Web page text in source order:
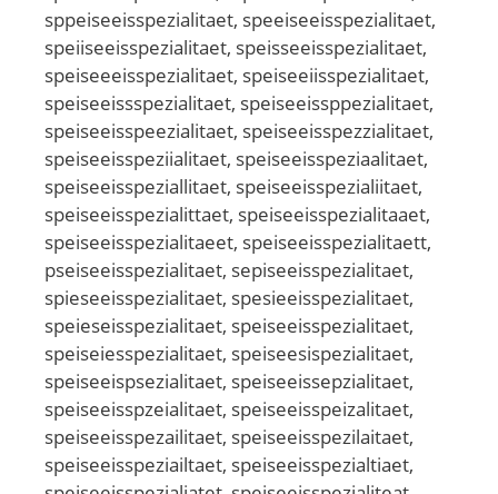
sppeiseeisspezialitaet, speeiseeisspezialitaet,
speiiseeisspezialitaet, speisseeisspezialitaet,
speiseeeisspezialitaet, speiseeiisspezialitaet,
speiseeissspezialitaet, speiseeissppezialitaet,
speiseeisspeezialitaet, speiseeisspezzialitaet,
speiseeisspeziialitaet, speiseeisspeziaalitaet,
speiseeisspeziallitaet, speiseeisspezialiitaet,
speiseeisspezialittaet, speiseeisspezialitaaet,
speiseeisspezialitaeet, speiseeisspezialitaett,
pseiseeisspezialitaet, sepiseeisspezialitaet,
spieseeisspezialitaet, spesieeisspezialitaet,
speieseisspezialitaet, speiseeisspezialitaet,
speiseiesspezialitaet, speiseesispezialitaet,
speiseeispsezialitaet, speiseeissepzialitaet,
speiseeisspzeialitaet, speiseeisspeizalitaet,
speiseeisspezailitaet, speiseeisspezilaitaet,
speiseeisspeziailtaet, speiseeisspezialtiaet,